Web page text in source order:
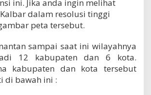
ini. Jika anda ingin melihat
dalam resolusi tinggi
peta tersebut.
sampai saat ini wilayahnya
12 kabupaten dan 6 kota.
kabupaten dan kota tersebut
di bawah ini :